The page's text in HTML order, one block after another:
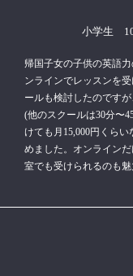
小学生
帰国子女の子供の英語
ンラインでレッスンを
ールも検討したのです
(他のスクールは30分〜
けても月15,000円くら
めました。オンライン
室でも受けられるのも魅